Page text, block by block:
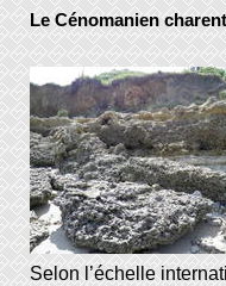
Le Cénomanien
Selon l’échelle